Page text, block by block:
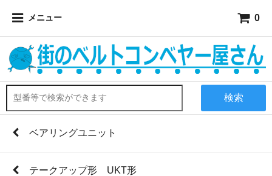
メニュー 0
検索
ベアリングユニット
テークアップ形 UKT形